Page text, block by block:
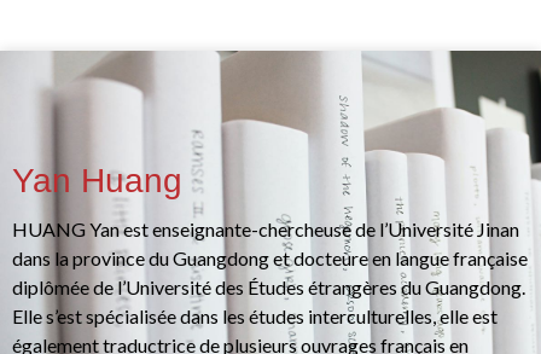
Yan Huang
HUANG Yan est enseignante-chercheuse de l’Université Jinan
dans la province du Guangdong et docteure en langue française
diplômée de l’Université des Études étrangères du Guangdong.
Elle s’est spécialisée dans les études interculturelles, elle est
également traductrice de plusieurs ouvrages français en